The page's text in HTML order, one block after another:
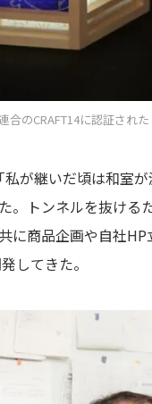
のCRAFT14に認証された
が継いだ頃は和室が
。トンネルを抜ける
商品企画や自社HP
してきた。